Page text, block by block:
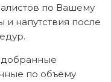
по Вашему
напутствия после
по объёму